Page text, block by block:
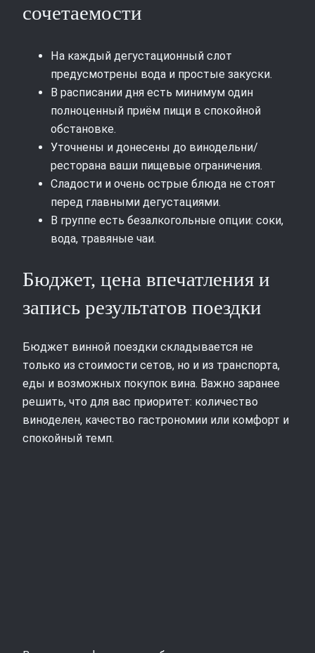
сочетаемости
На каждый дегустационный слот
предусмотрены вода и простые закуски.
В расписании дня есть минимум один
полноценный приём пищи в спокойной
обстановке.
Уточнены и донесены до винодельни/
ресторана ваши пищевые ограничения.
Сладости и очень острые блюда не стоят
перед главными дегустациями.
В группе есть безалкогольные опции: соки,
вода, травяные чаи.
Бюджет, цена впечатления и
запись результатов поездки
Бюджет винной поездки складывается не
только из стоимости сетов, но и из транспорта,
еды и возможных покупок вина. Важно заранее
решить, что для вас приоритет: количество
виноделен, качество гастрономии или комфорт и
спокойный темп.